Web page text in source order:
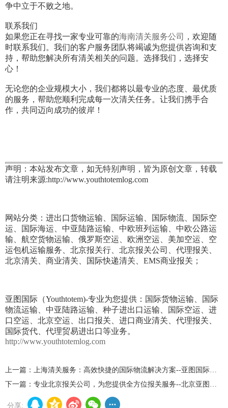
争中立于不败之地。
联系我们
如果您正在寻找一家专业可靠的海南清关服务公司
，欢迎随
时联系我们。我们的客户服务团队将竭诚为您提供咨询和支
持，帮助您解决所有清关相关的问题。选择我们，选择安
心！
无论您的企业规模大小，我们都将以最专业的态度、最优质
的服务，帮助您顺利完成每一次清关任务。让我们携手合
作，共同迈向成功的彼岸！
声明：本站发布文章，如无特别声明，皆为原创文章，转载
请注明来源:http://www.youthtotemlog.com
网站分类：进出口货物运输、国际运输、国际物流、国际空
运、国际海运、中亚陆路运输、中欧班列运输、中欧公路运
输、航空货物运输、俄罗斯空运、欧洲空运、美加空运、空
运包机运输服务、北京报关行、北京报关公司、代理报关、
北京清关、商业清关、国际快递清关、EMS商业报关；
亚图国际（Youthtotem)-专业为您提供：国际货物运输、国际
物流运输、中亚陆路运输、种子进出口运输、国际空运、进
口空运、北京空运、出口报关、进口商业清关、代理报关、
国际货代、代理贸易进出口等业务。
http://www.youthtotemlog.com
上一篇：
上海清关服务：高效快捷的国际物流解决方案--亚图国际物流完善清关优质方案
下一篇： 专业北京报关公司，为您提供全方位报关服务--北京亚图国际
分享: